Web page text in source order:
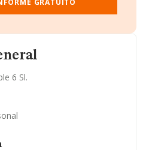
6 Sl.
complementaria.
GRATUITO